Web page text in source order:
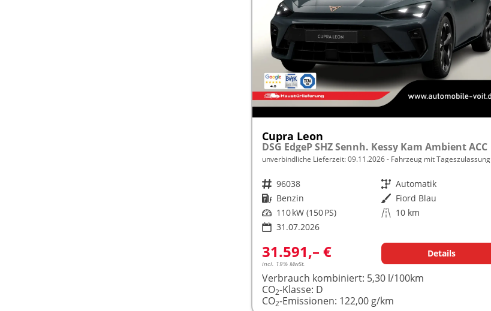
Cupra Leon
DSG EdgeP SHZ Sennh. Kessy Kam Ambient ACC
unverbindliche Lieferzeit:09.11.2026 Fahrzeug mit Tageszulassung
Fahrzeugnr. 96038 Getriebe Automatik
Kraftstoff Benzin Außenfarbe Fiord Blau
Leistung 110 kW (150 PS) Kilometerstand 10 km
31.07.2026
31.591,– €
incl. 19% MwSt.
Details
Verbrauch kombiniert: 5,30 l/100km
CO2-Klasse: D
CO2-Emissionen: 122,00 g/km